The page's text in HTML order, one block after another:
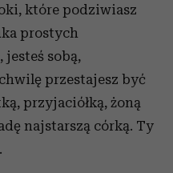
które podziwiasz
prostych
sobą,
przestajesz być
przyjaciółką, żoną
najstarszą córką. Ty